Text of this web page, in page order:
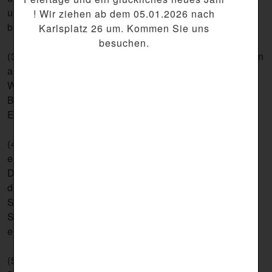
! Wir ziehen ab dem 05.01.2026 nach
Karlsplatz 26 um. Kommen Sie uns
besuchen.
und personenbezogene Daten als "Daten"
bezeichnet.
(3) Bitte lesen Sie die nachfolgenden Bestimmungen
aufmerksam durch. Mit ihrer Einwilligung auf der
Website durch Registrierung oder Ausführen einer
Bestellung, erkennen Sie die beschriebene
Erhebung und Nutzung der Daten an.
(4) Ristorante Bella Napoli - Maftei GmbH ist
erstrebt, einen möglichst umfassenden Schutz ihrer
Daten sicherzustellen. Bitte beachten Sie jedoch,
dass durch die Übertragung von Daten im Internet
Schutzlücken entstehen können, sodass absolute
Sicherheit auf diesem Kommunikationsweg nicht zu
erlangen ist.
(5) Generell verfolgen wir die allgemeinen